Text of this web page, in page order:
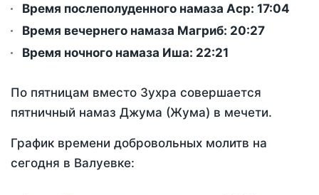
Время послеполуденного намаза Аср: 17:04
Время вечернего намаза Магриб: 20:27
Время ночного намаза Иша: 22:21
По пятницам вместо Зухра совершается
пятничный намаз Джума (Жума) в мечети.
График времени добровольных молитв на
сегодня в Валуевке: